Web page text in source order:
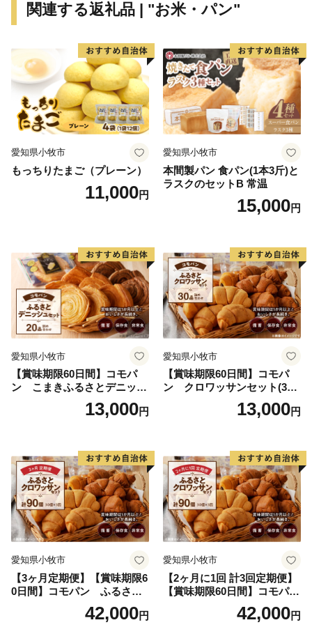
関連する返礼品 | "お米・パン"
愛知県小牧市
もっちりたまご（プレーン）
11,000円
愛知県小牧市
本間製パン 食パン(1本3斤)と
ラスクのセットB 常温
15,000円
愛知県小牧市
【賞味期限60日間】コモパ
ン こまきふるさとデニッシ
ュセット（20個入り）／災害
用備蓄 保存食 非常食 防災グ
13,000円
愛知県小牧市
【賞味期限60日間】コモパ
ン クロワッサンセット(30
個入り)／災害用備蓄 保存食
非常食 防災グッズにも
13,000円
愛知県小牧市
【3ヶ月定期便】【賞味期限6
0日間】コモパン ふるさと
クロワッサンセット（計90
個）／災害用備蓄 保存食 非
42,000円
愛知県小牧市
【2ヶ月に1回 計3回定期便】
【賞味期限60日間】コモパ
ン ふるさとクロワッサンセ
ット（計90個）／災害用備蓄
42,000円